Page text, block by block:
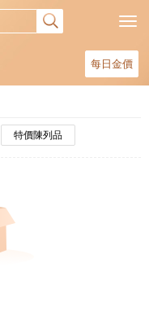
每日金價
特價陳列品